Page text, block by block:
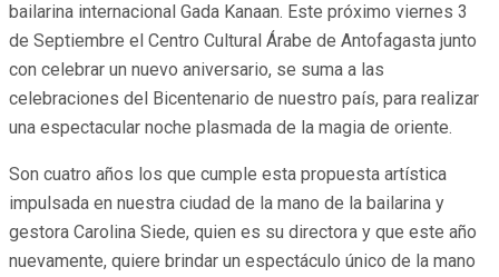
bailarina internacional Gada Kanaan. Este próximo viernes 3
de Septiembre el Centro Cultural Árabe de Antofagasta junto
con celebrar un nuevo aniversario, se suma a las
celebraciones del Bicentenario de nuestro país, para realizar
una espectacular noche plasmada de la magia de oriente.
Son cuatro años los que cumple esta propuesta artística
impulsada en nuestra ciudad de la mano de la bailarina y
gestora Carolina Siede, quien es su directora y que este año
nuevamente, quiere brindar un espectáculo único de la mano